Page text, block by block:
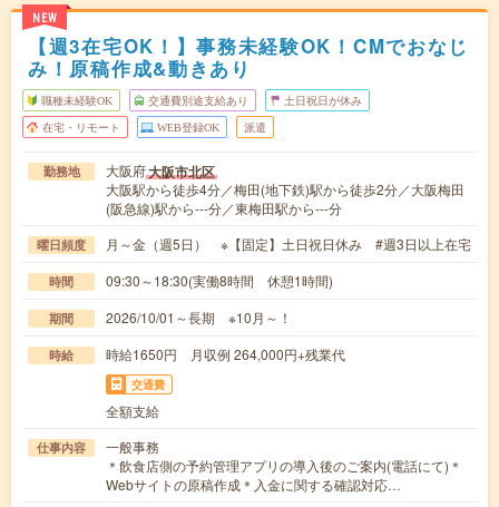
NEW
【週3在宅OK！】事務未経験OK！CMでおなじ
み！原稿作成&動きあり
職種未経験OK 交通費別途支給あり 土日祝日が休み
在宅・リモート WEB登録OK 派遣
勤務地 大阪府大阪市北区
大阪駅から徒歩4分／梅田(地下鉄)駅から徒歩2分／大阪梅田
(阪急線)駅から---分／東梅田駅から---分
曜日頻度 月～金（週5日） ※【固定】土日祝日休み #週3日以上在宅
時間 09:30～18:30(実働8時間 休憩1時間)
期間 2026/10/01～長期 ※10月～！
時給 時給1650円 月収例 264,000円+残業代
交通費
全額支給
仕事内容
一般事務
＊飲食店側の予約管理アプリの導入後のご案内(電話にて)＊
Webサイトの原稿作成＊入金に関する確認対応…